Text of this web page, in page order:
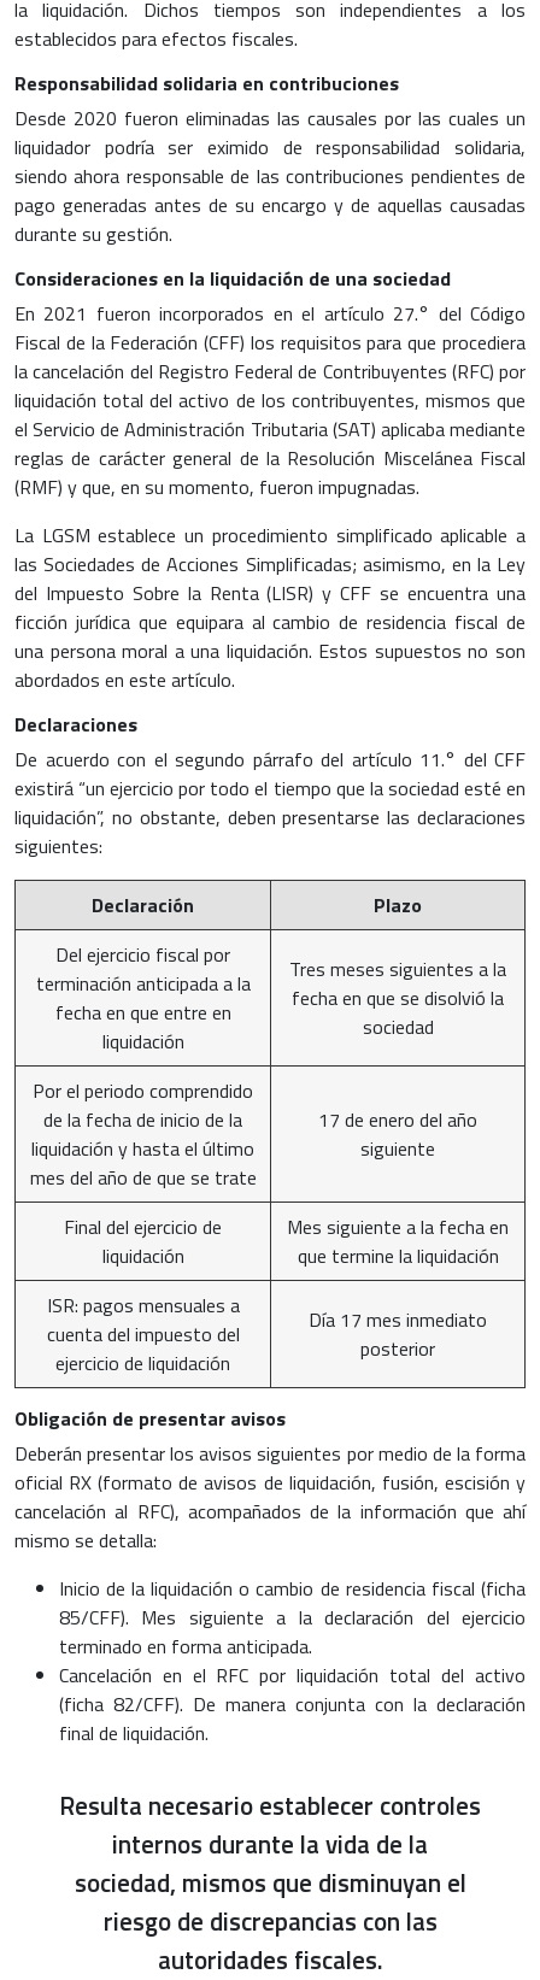
la liquidación. Dichos tiempos son independientes a los
establecidos para efectos fiscales.
Responsabilidad solidaria en contribuciones
Desde 2020 fueron eliminadas las causales por las cuales un
liquidador podría ser eximido de responsabilidad solidaria,
siendo ahora responsable de las contribuciones pendientes de
pago generadas antes de su encargo y de aquellas causadas
durante su gestión.
Consideraciones en la liquidación de una sociedad
En 2021 fueron incorporados en el artículo 27.° del Código
Fiscal de la Federación (CFF) los requisitos para que procediera
la cancelación del Registro Federal de Contribuyentes (RFC) por
liquidación total del activo de los contribuyentes, mismos que
el Servicio de Administración Tributaria (SAT) aplicaba mediante
reglas de carácter general de la Resolución Miscelánea Fiscal
(RMF) y que, en su momento, fueron impugnadas.
La LGSM establece un procedimiento simplificado aplicable a
las Sociedades de Acciones Simplificadas; asimismo, en la Ley
del Impuesto Sobre la Renta (LISR) y CFF se encuentra una
ficción jurídica que equipara al cambio de residencia fiscal de
una persona moral a una liquidación. Estos supuestos no son
abordados en este artículo.
Declaraciones
De acuerdo con el segundo párrafo del artículo 11.° del CFF
existirá “un ejercicio por todo el tiempo que la sociedad esté en
liquidación”, no obstante, deben presentarse las declaraciones
siguientes:
Declaración
Plazo
Del ejercicio fiscal por
terminación anticipada a la
fecha en que entre en
liquidación
Tres meses siguientes a la
fecha en que se disolvió la
sociedad
Por el periodo comprendido
de la fecha de inicio de la
liquidación y hasta el último
mes del año de que se trate
17 de enero del año
siguiente
Final del ejercicio de
liquidación
Mes siguiente a la fecha en
que termine la liquidación
ISR: pagos mensuales a
cuenta del impuesto del
ejercicio de liquidación
Día 17 mes inmediato
posterior
Obligación de presentar avisos
Deberán presentar los avisos siguientes por medio de la forma
oficial RX (formato de avisos de liquidación, fusión, escisión y
cancelación al RFC), acompañados de la información que ahí
mismo se detalla:
Inicio de la liquidación o cambio de residencia fiscal (ficha
85/CFF). Mes siguiente a la declaración del ejercicio
terminado en forma anticipada.
Cancelación en el RFC por liquidación total del activo
(ficha 82/CFF). De manera conjunta con la declaración
final de liquidación.
Resulta necesario establecer controles
internos durante la vida de la
sociedad, mismos que disminuyan el
riesgo de discrepancias con las
autoridades fiscales.